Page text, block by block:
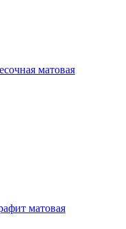
матовая
матовая